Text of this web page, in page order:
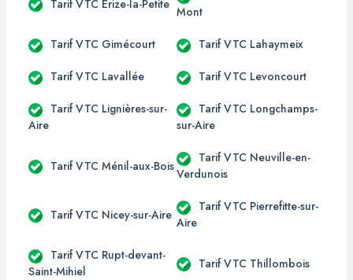
Tarif VTC Érize-la-Petite
Mont
Tarif VTC Gimécourt Tarif VTC Lahaymeix
Tarif VTC Lavallée Tarif VTC Levoncourt
Tarif VTC Lignières-sur-
Aire
Tarif VTC Longchamps-
sur-Aire
Tarif VTC Ménil-aux-Bois
Tarif VTC Neuville-en-
Verdunois
Tarif VTC Nicey-sur-Aire
Tarif VTC Pierrefitte-sur-
Aire
Tarif VTC Rupt-devant-
Saint-Mihiel
Tarif VTC Thillombois